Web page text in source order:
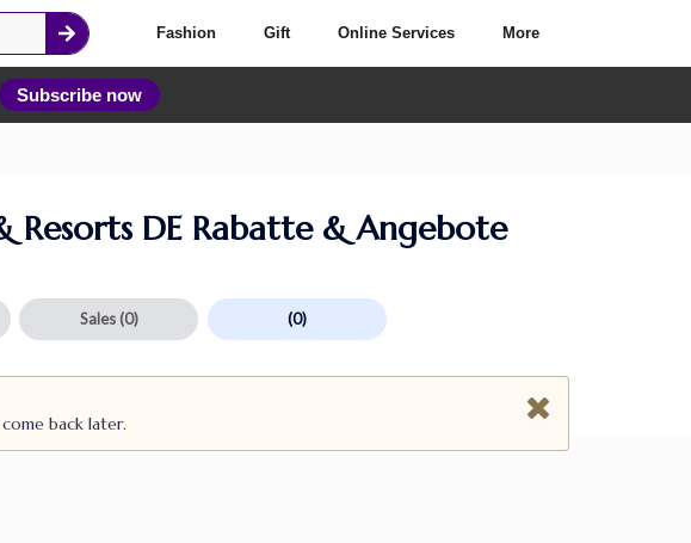
Fashion Gift Online Services More
Subscribe now
Resorts DE Rabatte & Angebote
Sales(0) (0)
back later.